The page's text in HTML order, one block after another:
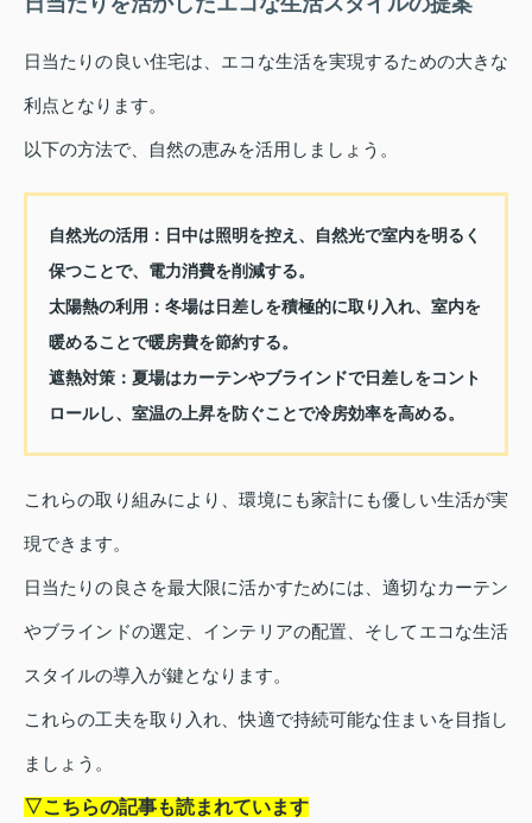
日当たりの良い住宅は、エコな生活を実現するための大きな
利点となります。
以下の方法で、自然の恵みを活用しましょう。
自然光の活用： 日中は照明を控え、自然光で室内を明るく
保つことで、電力消費を削減する。
太陽熱の利用： 冬場は日差しを積極的に取り入れ、室内を
暖めることで暖房費を節約する。
遮熱対策： 夏場はカーテンやブラインドで日差しをコント
ロールし、室温の上昇を防ぐことで冷房効率を高める。
これらの取り組みにより、環境にも家計にも優しい生活が実
現できます。
日当たりの良さを最大限に活かすためには、適切なカーテン
やブラインドの選定、インテリアの配置、そしてエコな生活
スタイルの導入が鍵となります。
これらの工夫を取り入れ、快適で持続可能な住まいを目指し
ましょう。
▽こちらの記事も読まれています